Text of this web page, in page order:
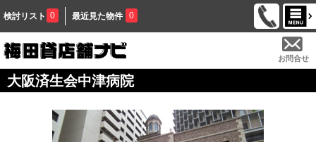
検討リスト 0 最近見た物件 0
お問合せ
大阪済生会中津病院